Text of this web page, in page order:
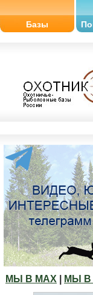
Базы
МЫ В МАХ МЫ В